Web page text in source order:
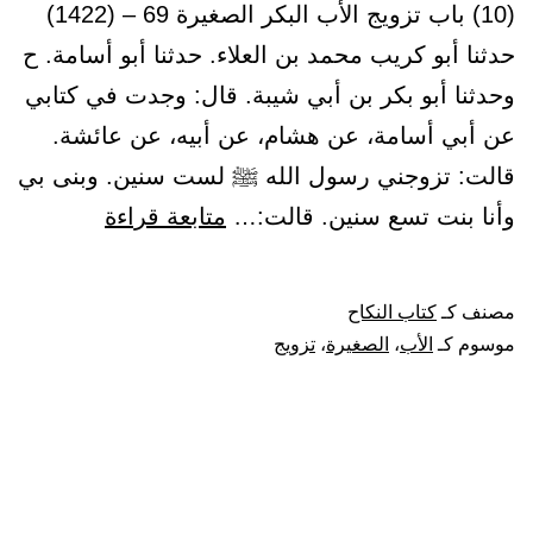
(10) باب تزويج الأب البكر الصغيرة 69 – (1422)
حدثنا أبو كريب محمد بن العلاء. حدثنا أبو أسامة. ح
وحدثنا أبو بكر بن أبي شيبة. قال: وجدت في كتابي
عن أبي أسامة، عن هشام، عن أبيه، عن عائشة.
قالت: تزوجني رسول الله ﷺ لست سنين. وبنى بي
وأنا بنت تسع سنين. قالت:… متابعة قراءة
مصنف كـ كتاب النكاح
موسوم كـ الأب، الصغيرة، تزويج